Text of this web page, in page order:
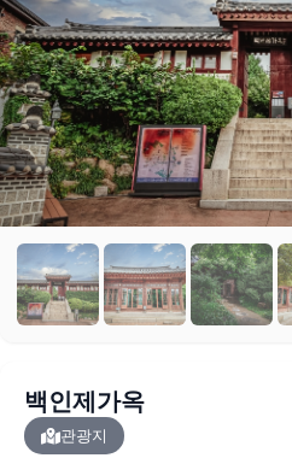
백인제가옥
관광지